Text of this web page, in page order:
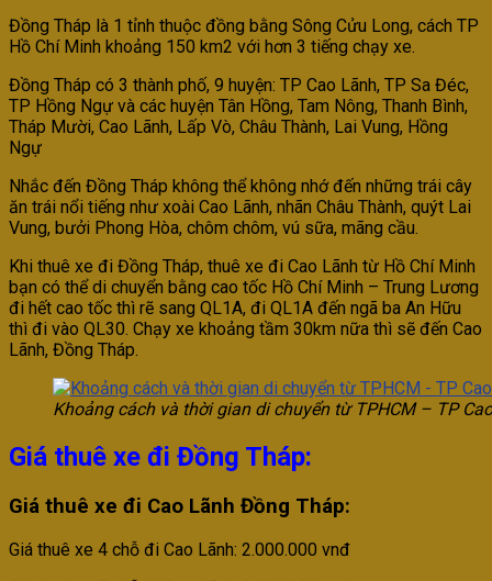
Đồng Tháp là 1 tỉnh thuộc đồng bằng Sông Cửu Long, cách TP
Hồ Chí Minh khoảng 150 km2 với hơn 3 tiếng chạy xe.
Đồng Tháp có 3 thành phố, 9 huyện: TP Cao Lãnh, TP Sa Đéc,
TP Hồng Ngự và các huyện Tân Hồng, Tam Nông, Thanh Bình,
Tháp Mười, Cao Lãnh, Lấp Vò, Châu Thành, Lai Vung, Hồng
Ngự
Nhắc đến Đồng Tháp không thể không nhớ đến những trái cây
ăn trái nổi tiếng như xoài Cao Lãnh, nhãn Châu Thành, quýt Lai
Vung, bưởi Phong Hòa, chôm chôm, vú sữa, mãng cầu.
Khi thuê xe đi Đồng Tháp, thuê xe đi Cao Lãnh từ Hồ Chí Minh
bạn có thể di chuyển bằng cao tốc Hồ Chí Minh – Trung Lương
đi hết cao tốc thì rẽ sang QL1A, đi QL1A đến ngã ba An Hữu
thì đi vào QL30. Chạy xe khoảng tầm 30km nữa thì sẽ đến Cao
Lãnh, Đồng Tháp.
Khoảng cách và thời gian di chuyển từ TPHCM – TP
Giá thuê xe đi Đồng Tháp:
Giá thuê xe đi Cao Lãnh Đồng Tháp:
Giá thuê xe 4 chỗ đi Cao Lãnh: 2.000.000 vnđ